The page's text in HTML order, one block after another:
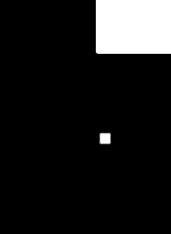
Este sitio